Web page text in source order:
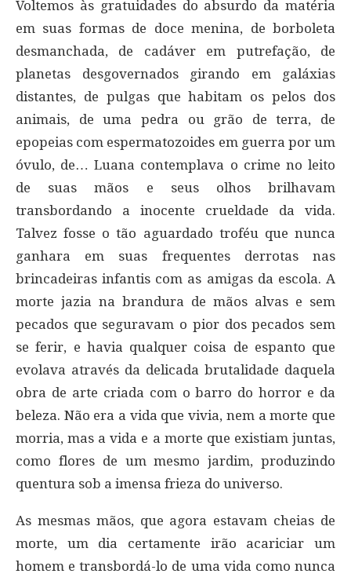
Voltemos às gratuidades do absurdo da matéria
em suas formas de doce menina, de borboleta
desmanchada, de cadáver em putrefação, de
planetas desgovernados girando em galáxias
distantes, de pulgas que habitam os pelos dos
animais, de uma pedra ou grão de terra, de
epopeias com espermatozoides em guerra por um
óvulo, de… Luana contemplava o crime no leito
de suas mãos e seus olhos brilhavam
transbordando a inocente crueldade da vida.
Talvez fosse o tão aguardado troféu que nunca
ganhara em suas frequentes derrotas nas
brincadeiras infantis com as amigas da escola. A
morte jazia na brandura de mãos alvas e sem
pecados que seguravam o pior dos pecados sem
se ferir, e havia qualquer coisa de espanto que
evolava através da delicada brutalidade daquela
obra de arte criada com o barro do horror e da
beleza. Não era a vida que vivia, nem a morte que
morria, mas a vida e a morte que existiam juntas,
como flores de um mesmo jardim, produzindo
quentura sob a imensa frieza do universo.
As mesmas mãos, que agora estavam cheias de
morte, um dia certamente irão acariciar um
homem e transbordá-lo de uma vida como nunca